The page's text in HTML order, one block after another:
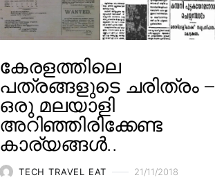
കേരളത്തിലെ
പത്രങ്ങളുടെ ചരിത്രം –
ഒരു മലയാളി
അറിഞ്ഞിരിക്കേണ്ട
കാര്യങ്ങൾ..
TECH TRAVEL EAT 21/11/2018